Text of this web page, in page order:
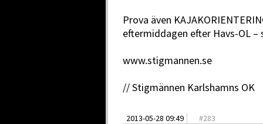
Prova även
eftermiddagen efter Havs-OL –
www.stigmannen.se
// Stigmännen Karlshamns OK
2013-05-28 09:49 #283